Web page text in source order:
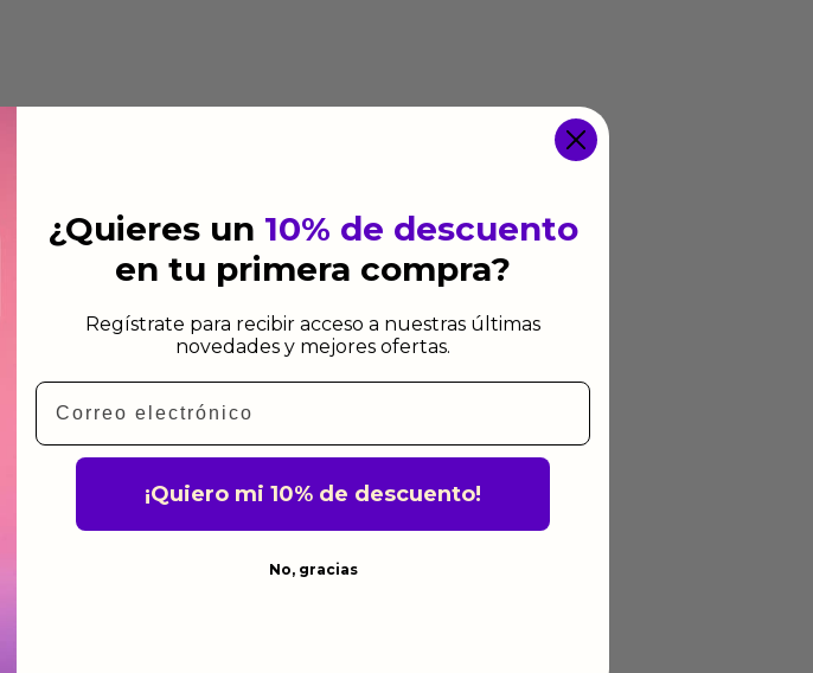
¿Quieres un 10% de descuento
en tu primera compra?
Regístrate para recibir acceso a nuestras últimas
novedades y mejores ofertas.
Email
¡Quiero mi 10% de descuento!
No, gracias